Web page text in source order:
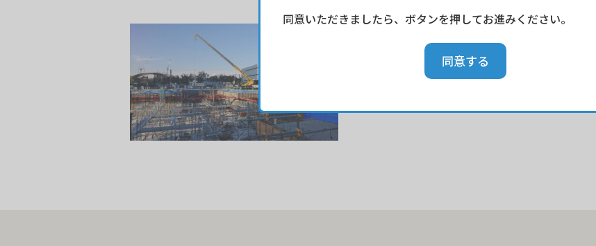
同意いただきましたら、ボタンを押してお進みください。